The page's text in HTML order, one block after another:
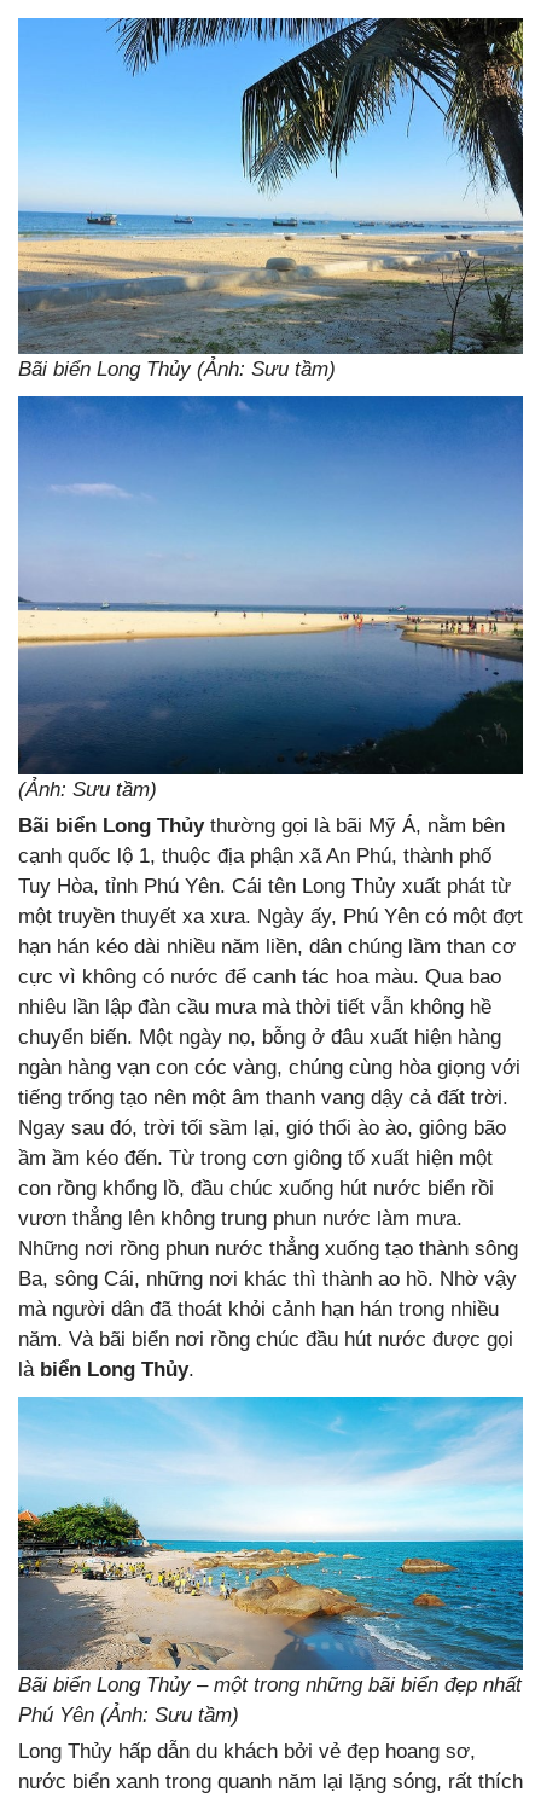
Bãi biển Long Thủy (Ảnh: Sưu tầm)
(Ảnh: Sưu tầm)
Bãi biển Long Thủythường gọi là bãi Mỹ Á, nằm bên
cạnh quốc lộ 1, thuộc địa phận xã An Phú, thành phố
Tuy Hòa, tỉnh Phú Yên. Cái tên Long Thủy xuất phát từ
một truyền thuyết xa xưa. Ngày ấy, Phú Yên có một đợt
hạn hán kéo dài nhiều năm liền, dân chúng lầm than cơ
cực vì không có nước để canh tác hoa màu. Qua bao
nhiêu lần lập đàn cầu mưa mà thời tiết vẫn không hề
chuyển biến. Một ngày nọ, bỗng ở đâu xuất hiện hàng
ngàn hàng vạn con cóc vàng, chúng cùng hòa giọng với
tiếng trống tạo nên một âm thanh vang dậy cả đất trời.
Ngay sau đó, trời tối sầm lại, gió thổi ào ào, giông bão
ầm ầm kéo đến. Từ trong cơn giông tố xuất hiện một
con rồng khổng lồ, đầu chúc xuống hút nước biển rồi
vươn thẳng lên không trung phun nước làm mưa.
Những nơi rồng phun nước thẳng xuống tạo thành sông
Ba, sông Cái, những nơi khác thì thành ao hồ. Nhờ vậy
mà người dân đã thoát khỏi cảnh hạn hán trong nhiều
năm. Và bãi biển nơi rồng chúc đầu hút nước được gọi
là biển Long Thủy.
Bãi biển Long Thủy – một trong những bãi biển đẹp nhất
Phú Yên (Ảnh: Sưu tầm)
Long Thủy hấp dẫn du khách bởi vẻ đẹp hoang sơ,
nước biển xanh trong quanh năm lại lặng sóng, rất thích